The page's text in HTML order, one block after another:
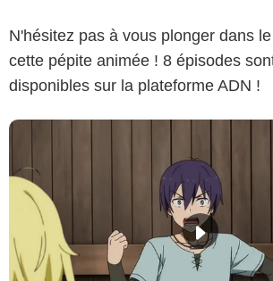
N'hésitez pas à vous plonger dans
cette pépite animée ! 8 épisodes
disponibles sur la plateforme ADN !